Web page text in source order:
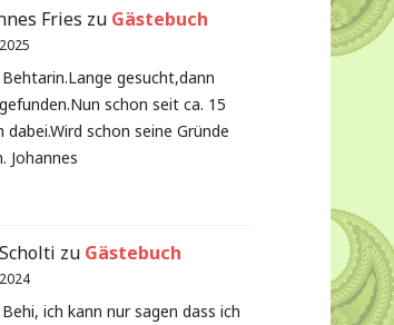
Fries zu Gästebuch
gesucht,dann
schon seit ca. 15
dabei.Wird schon seine Gründe
Johannes
zu Gästebuch
ich kann nur sagen dass ich